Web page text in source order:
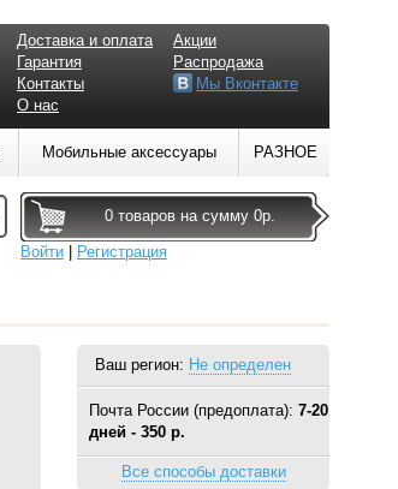
Ваш регион: Не определен
Почта России (предоплата): 7-20
дней - 350 р.
Все способы доставки
Доставка и оплата
Гарантия
Контакты
О нас
Акции
Распродажа
Мы Вконтакте
Мобильные аксессуары РАЗНОЕ
0 товаров на сумму 0р.
Войти
Регистрация